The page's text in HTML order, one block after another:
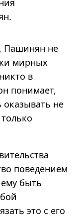
Пашинян не
мирных
в
понимает,
не
поведением
быть
это с его